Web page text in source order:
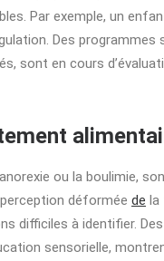
Par exemple, un
Des
sont en cours
ou la boulimie,
déformée de la
difficiles à identifier.
sensorielle,